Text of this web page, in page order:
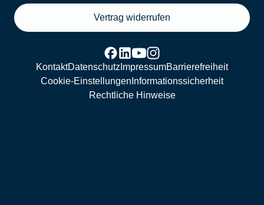
Vertrag widerrufen
KontaktDatenschutz ImpressumBarrierefreiheit
Cookie-Einstellungen Informationssicherheit
Rechtliche Hinweise